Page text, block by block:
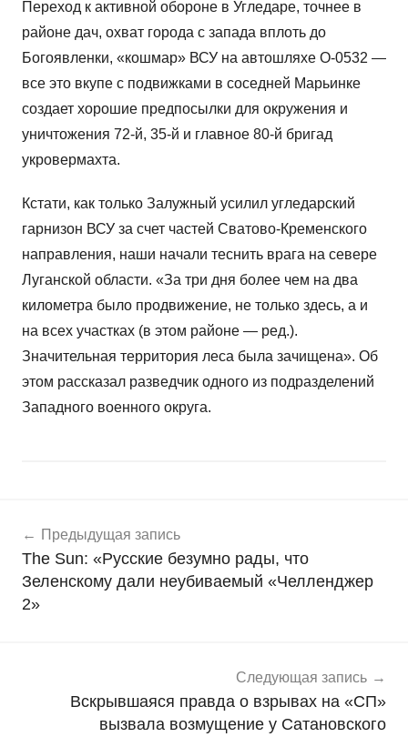
Переход к активной обороне в Угледаре, точнее в
районе дач, охват города с запада вплоть до
Богоявленки, «кошмар» ВСУ на автошляхе О-0532 —
все это вкупе с подвижками в соседней Марьинке
создает хорошие предпосылки для окружения и
уничтожения 72-й, 35-й и главное 80-й бригад
укровермахта.
Кстати, как только Залужный усилил угледарский
гарнизон ВСУ за счет частей Сватово-Кременского
направления, наши начали теснить врага на севере
Луганской области. «За три дня более чем на два
километра было продвижение, не только здесь, а и
на всех участках (в этом районе — ред.).
Значительная территория леса была зачищена». Об
этом рассказал разведчик одного из подразделений
Западного военного округа.
о
в
о
с
по
записям
Предыдущая запись
The Sun: «Русские безумно рады, что
Зеленскому дали неубиваемый «Челленджер
2»
Следующая запись
Вскрывшаяся правда о взрывах на «СП»
вызвала возмущение у Сатановского